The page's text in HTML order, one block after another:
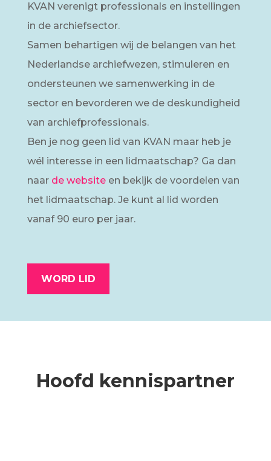
KVAN verenigt professionals en instellingen
in de archiefsector.
Samen behartigen wij de belangen van het
Nederlandse archiefwezen, stimuleren en
ondersteunen we samenwerking in de
sector en bevorderen we de deskundigheid
van archiefprofessionals.
Ben je nog geen lid van KVAN maar heb je
wél interesse in een lidmaatschap? Ga dan
naar de websiteen bekijk de voordelen van
het lidmaatschap. Je kunt al lid worden
vanaf 90 euro per jaar.
WORD LID
Hoofd kennispartner